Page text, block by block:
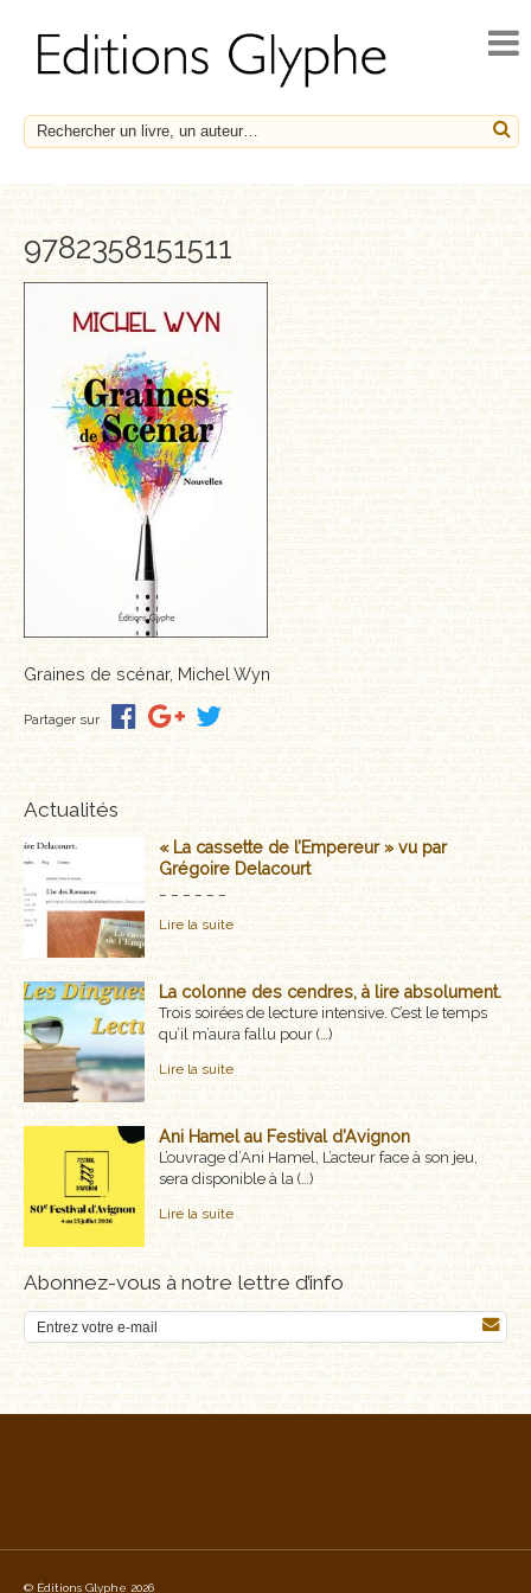
ACTUALITÉS
NOUVEAUTÉS
À PARAÎTRE
LE FRANÇAIS EN HÉRITAGE
POLARS ET THRILLERS
ROMANS
COFFRETS
AUTEURS
LES CADEAUX
LES ÉDITIONS GLYPHE
9782358151511
Graines de scénar, Michel Wyn
Partager sur
Actualités
« La cassette de l’Empereur » vu par
Grégoire Delacourt
Lire la suite
La colonne des cendres, à lire absolument.
Trois soirées de lecture intensive. C’est le temps
qu’il m’aura fallu pour (…)
Lire la suite
Ani Hamel au Festival d’Avignon
L’ouvrage d’Ani Hamel, L’acteur face à son jeu,
sera disponible à la (…)
Lire la suite
Abonnez-vous à notre lettre d’info
© Éditions Glyphe 2026